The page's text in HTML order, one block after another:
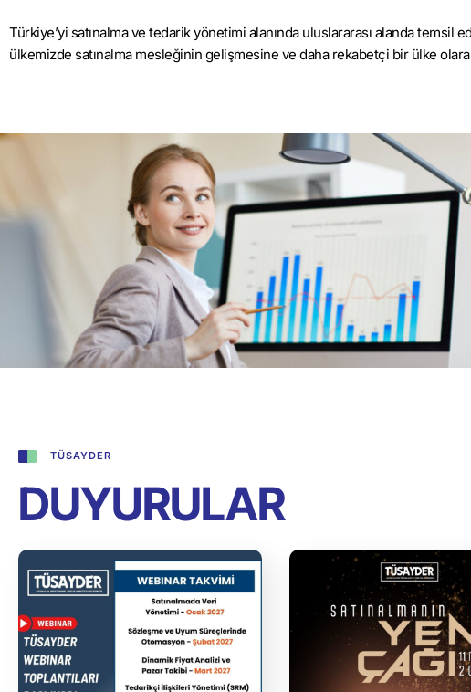
Türkiye’yi satınalma ve tedarik yönetimi alanında uluslararası alanda temsil
ülkemizde satınalma mesleğinin gelişmesine ve daha rekabetçi bir ülke
TÜSAYDER
DUYURULAR